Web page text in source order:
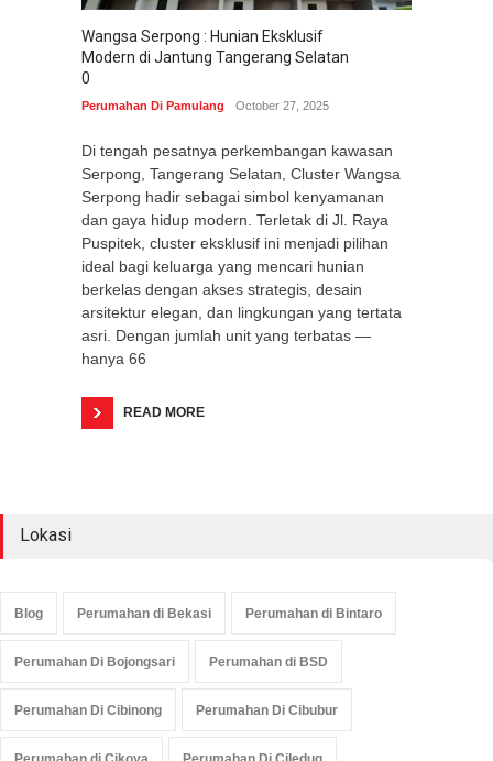
Wangsa Serpong : Hunian Eksklusif
Modern di Jantung Tangerang Selatan
0
Perumahan Di Pamulang October 27, 2025
Di tengah pesatnya perkembangan kawasan
Serpong, Tangerang Selatan, Cluster Wangsa
Serpong hadir sebagai simbol kenyamanan
dan gaya hidup modern. Terletak di Jl. Raya
Puspitek, cluster eksklusif ini menjadi pilihan
ideal bagi keluarga yang mencari hunian
berkelas dengan akses strategis, desain
arsitektur elegan, dan lingkungan yang tertata
asri. Dengan jumlah unit yang terbatas —
hanya 66
READ MORE
Lokasi
Blog Perumahan di Bekasi Perumahan di Bintaro
Perumahan Di Bojongsari Perumahan di BSD
Perumahan Di Cibinong Perumahan Di Cibubur